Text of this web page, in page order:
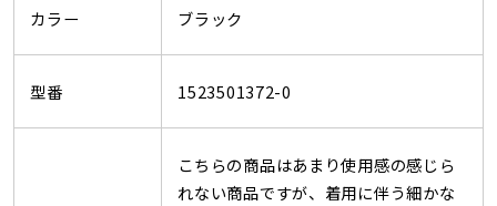
カラー ブラック
型番 1523501372-0
こちらの商品はあまり使用感の感じら
れない商品ですが、着用に伴う細かな